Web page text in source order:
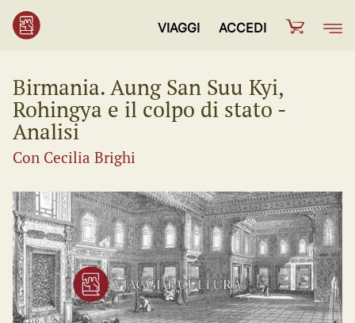
VIAGGI ACCEDI
Birmania. Aung San Suu Kyi,
Rohingya e il colpo di stato -
Analisi
Con Cecilia Brighi